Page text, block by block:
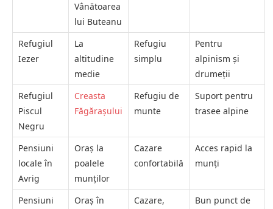
Vânătoarea
lui Buteanu
Refugiul
Iezer
La
altitudine
medie
Refugiu
simplu
Pentru
alpinism și
drumeții
Refugiul
Piscul
Negru
Creasta
Făgărașului
Refugiu de
munte
Suport pentru
trasee alpine
Pensiuni
locale în
Avrig
Oraș la
poalele
munților
Cazare
confortabilă
Acces rapid la
munți
Pensiuni
Oraș în
Cazare,
Bun punct de